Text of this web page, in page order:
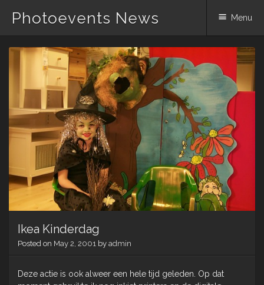
Photoevents News Menu
Skip
Ikea Kinderdag
Posted on May 2, 2001 by admin
Deze actie is ook alweer een hele tijd geleden. Op dat